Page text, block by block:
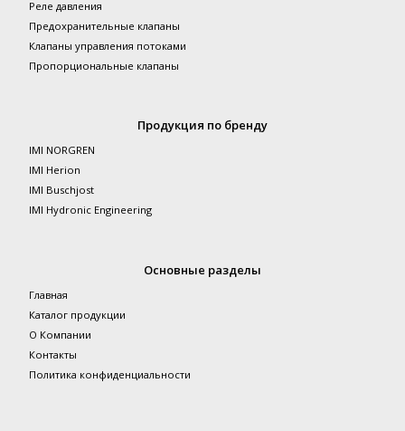
Реле давления
Предохранительные клапаны
Клапаны управления потоками
Пропорциональные клапаны
Продукция по бренду
IMI NORGREN
IMI Herion
IMI Buschjost
IMI Hydronic Engineering
Основные разделы
Главная
Каталог продукции
О Компании
Контакты
Политика конфиденциальности